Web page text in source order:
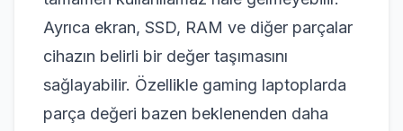
Ayrıca ekran, SSD, RAM ve diğer parçalar
cihazın belirli bir değer taşımasını
sağlayabilir. Özellikle gaming laptoplarda
parça değeri bazen beklenenden daha